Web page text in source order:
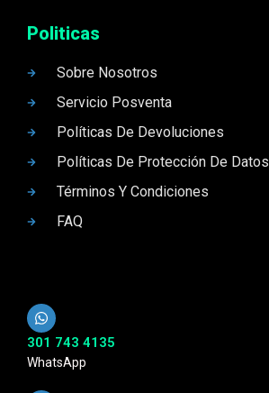
Politicas
Sobre Nosotros
Servicio Posventa
Políticas De Devoluciones
Políticas De Protección De Datos
Términos Y Condiciones
FAQ
301 743 4135
WhatsApp